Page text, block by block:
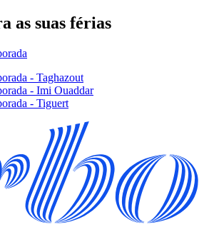
as suas férias
- Taghazout
- Imi Ouaddar
- Tiguert